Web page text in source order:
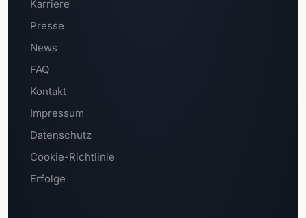
Karriere
Presse
News
FAQ
Kontakt
Impressum
Datenschutz
Cookie-Richtlinie
Erfolge